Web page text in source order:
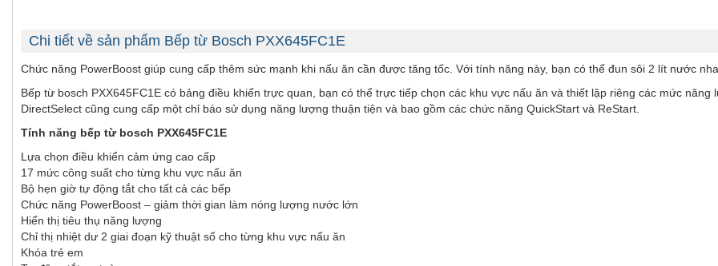
Chi tiết về sản phẩm Bếp từ Bosch PXX645FC1E
Chức năng PowerBoost giúp cung cấp thêm sức mạnh khi nấu ăn cần được tăng tốc. Với tính năng này, bạn có thể đun sôi 2 lít nước
Bếp từ bosch PXX645FC1E có bảng điều khiển trực quan, bạn có thể trực tiếp chọn các khu vực nấu ăn và thiết lập riêng các mức
DirectSelect cũng cung cấp một chỉ báo sử dụng năng lượng thuận tiện và bao gồm các chức năng QuickStart và ReStart.
Tính năng bếp từ bosch PXX645FC1E
Lựa chọn điều khiển cảm ứng cao cấp
17 mức công suất cho từng khu vực nấu ăn
Bộ hẹn giờ tự động tắt cho tất cả các bếp
Chức năng PowerBoost – giảm thời gian làm nóng lượng nước lớn
Hiển thị tiêu thụ năng lượng
Chỉ thị nhiệt dư 2 giai đoạn kỹ thuật số cho từng khu vực nấu ăn
Khóa trẻ em